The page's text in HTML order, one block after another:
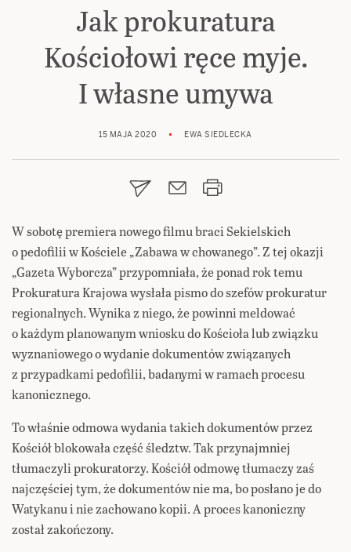
Jak prokuratura
Kościołowi ręce myje.
I własne umywa
15 MAJA 2020 EWA SIEDLECKA
W sobotę premiera nowego filmu braci Sekielskich
o pedofilii w Kościele „Zabawa w chowanego”. Z tej okazji
„Gazeta Wyborcza” przypomniała, że ponad rok temu
Prokuratura Krajowa wysłała pismo do szefów prokuratur
regionalnych. Wynika z niego, że powinni meldować
o każdym planowanym wniosku do Kościoła lub związku
wyznaniowego o wydanie dokumentów związanych
z przypadkami pedofilii, badanymi w ramach procesu
kanonicznego.
To właśnie odmowa wydania takich dokumentów przez
Kościół blokowała część śledztw. Tak przynajmniej
tłumaczyli prokuratorzy. Kościół odmowę tłumaczy zaś
najczęściej tym, że dokumentów nie ma, bo posłano je do
Watykanu i nie zachowano kopii. A proces kanoniczny
został zakończony.